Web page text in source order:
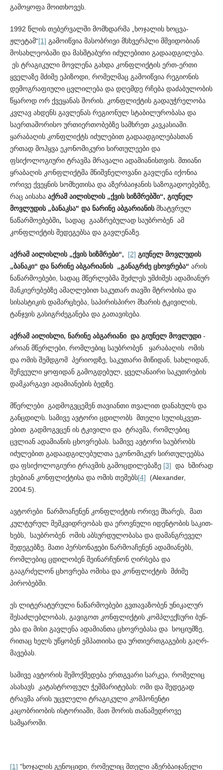
გამოყოფა მოითხოვეს.
1992 წლის თებერვალში მომხდარმა „ხოჯალის ხოცვა-
ჟლეტამ“[1] გამოიწვია მასობრივი მსხვერპლი მშვიდობიან
მოსა­ხლეობაში და მასშტაბური იძულებითი გადაადგილება.
ეს ტრა­გიკული მოვლენა გახდა კონფლიქტის ერთ-ერთი
ყველაზე მძიმე ეპიზოდი, რომელმაც გამოიწვია რეგიონის
დემოგრაფიული ცვ­ლ­ილება და დღემდე რჩება დაძაბულობის
წყაროდ ორ ქვეყ­ანას შორის. კონფლიქტის გადაუჭრელობა
კვლავ ახდენს გავლენას რეგ­იონულ სტაბილურობასა და
საერთაშორისო ურთიე­რთო­ბებზე სამხრეთ კავკასიაში.
ყარაბაღის კონფლიქტს იძულებით გადა­ადგილებასთან
ერთად მოჰყვა ეკონომიკური სირთულეები და
ფსიქოლოგიური ტრავმა მრავალი ადამიანისთვის. მთიანი
ყრაბაღის კონფლიქტმა მნიშვნელოვანი გავლენა იქონია
ორივე ქვე­ყნის სომხეთისა და აზერბაიჯანის საზოგადოებებზე,
რაც აისახა აქრამ აილისლის „ქვის სიზმრებში“, გიუნელ
მოვლუდის „ბანაკსა" და ნარინე აბგარიანისმხატვრულ
ნაწარმოებებში, სადაც გააზრებულად საუბრობენ ამ
კონფლიქტის შედეგებსა და გავ­ლენაზე.
აქრამ აილისლის „ქვის სიზმრები“, [2] გიუნელ მოვლუდის
„ბანაკი“ და ნარინე აბგარიანის „განაგრძე ცხოვრება“ არის
ნაწა­რმოებები, სადაც მწერლებმა შეძლეს უმძიმეს ადამიანურ
მანკ­იე­რებებზე ამაღლებით საკუთარ თავში მტრობისა და
სისასტიკის დამარცხება, საპირისპირო მხარის ტკივილის,
ტანჯვის გასი­გრ­ძ­ე­განება და გათავისება.
აქრამ აილისლი, ნარინე აბგარიანი და გიუნელ მოვლუდი-
არიან მწერლები, რომლებიც საუბრობენ ყარაბაღის ომის
და ომის შემდგომ პერიოდზე, საკუთარი მიწიდან, სახლიდან,
შეჩ­ვეული ყოფიდან გამოგდებულ, ყველანაირი საკუთრების
დამ­კა­რგავი ადამიანების ბედზე.
მწერლები გადმოგვცემენ თავიანთი თვალით დანახულს და
განცდილს. სამივე ავტორი ცდილობს მთელი სული­სკ­ვ­ეთ­
ებით გადმოგვცენ ის ტკივილი და ტრავმა, რომლებიც
ცვლიან ადამიანის ცხოვრებას. სამივე ავტორი საუბრობს
იძულებით გად­აა­დგილებულთა ეკონომიკურ სირთულეებსა
და ფსიქო­ლო­გიური ტრავმის გამოცდილებაზე [3] და ხშირად
ეხებიან კონფ­ლ­ი­ქტისა და ომის თემებს[4] (Alexander,
2004:5).
ავტორები წარმოაჩენენ კონფლიქტის ორივე მხარეს, მათ
კულტურულ მემკვიდრეობას და ეროვნული იდენტობის საკით­
ხებს, საუბრობენ ომის აბსურდულობასა და დამანგრეველ
შედ­ე­გებზე. მათი პერსონაჟები წარმოაჩენენ ადამიანებს,
რომლებიც ცდ­ილობენ შეინარჩუნონ ღირსება და
გააგრძელონ ცხოვრება ომისა და კონფლიქტის მძიმე
პირობებში.
ეს ლიტერატურული ნაწარმოებები გვთავაზობენ უნიკა­ლურ
შესაძლებლობას, გავიგოთ კონფლიქტის კომპლექსური ბუნ­
ება და მისი გავლენა ადამიანთა ცხოვრებასა და სოციუმზე,
რითაც ხელს უწყობენ ემპათიისა და ურთიერთგაგების გაღრ­
მა­ვებას.
სამივე ავტორის შემოქმედება ერთგვარი სარკეა, რომელიც
ასახავს კატასტროფულ ჭეშმარიტებას: ომი და შედეგად
ტრავმა არის უცვლელი ტრაგიკული კომპონენტი
კაცობრიობის ისტო­რიაში, მათ შორის თანამედროვე
სამყაროში.
[1] ”ხოჯალის გენოციდი, რომელიც მთელი აზერბაიჯანელი